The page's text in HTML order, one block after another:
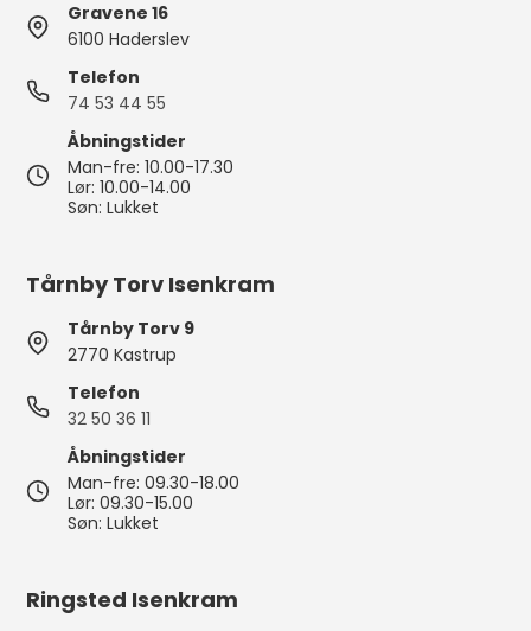
Gravene 16
6100 Haderslev
Telefon
74 53 44 55
Åbningstider
Man-fre: 10.00-17.30
Lør: 10.00-14.00
Søn: Lukket
Tårnby Torv Isenkram
Tårnby Torv 9
2770 Kastrup
Telefon
32 50 36 11
Åbningstider
Man-fre: 09.30-18.00
Lør: 09.30-15.00
Søn: Lukket
Ringsted Isenkram